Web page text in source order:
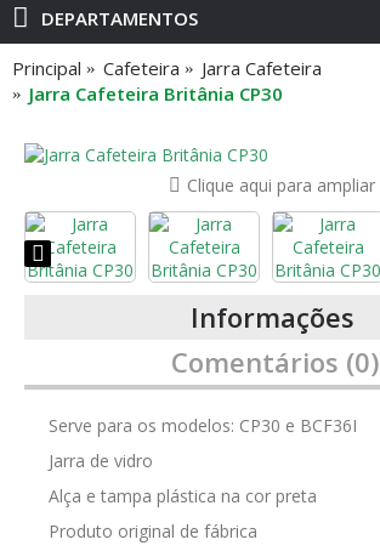
DEPARTAMENTOS
Principal Cafeteira
Jarra Cafeteira
Jarra Cafeteira Britânia CP30
Clique aqui para ampliar
Informações
Comentários (0)
Serve para os modelos: CP30 e BCF36I
Jarra de vidro
Alça e tampa plástica na cor preta
Produto original de fábrica